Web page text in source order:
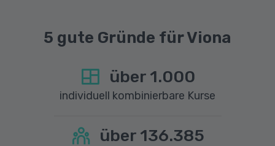
5 gute Gründe für Viona
über 1.000
individuell kombinierbare Kurse
über 136.385